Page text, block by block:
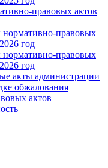
правовых актов
правовых
год
правовых
год
акты администрации
обжалования
актов